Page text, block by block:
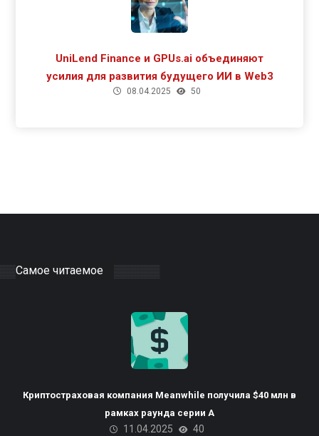
UniLend Finance и GPUs.ai объединяют
усилия для развития будущего ИИ в Web3
08.04.2025 50
Самое читаемое
Криптостраховая компания Meanwhile получила $40 млн в
рамках раунда серии А
11.04.2025 40